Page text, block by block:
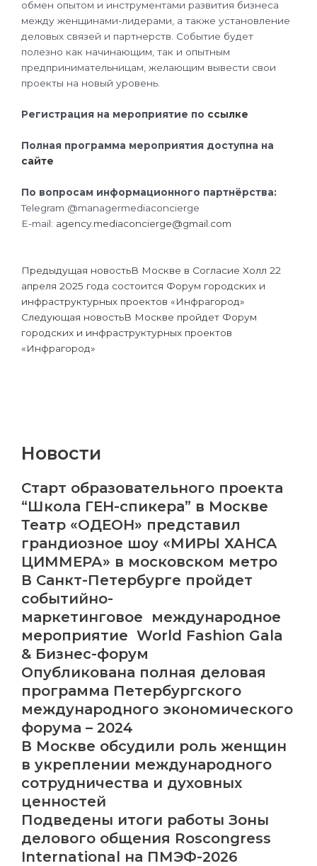
обмен опытом и инструментами развития бизнеса
между женщинами-лидерами, а также установление
деловых связей и партнерств. Событие будет
полезно как начинающим, так и опытным
предпринимательницам, желающим вывести свои
проекты на новый уровень.
Регистрация на мероприятие по ссылке
Полная программа мероприятия доступна на
сайте
По вопросам информационного партнёрства:
Telegram @managermediaconcierge
E-mail: agency.mediaconcierge@gmail.com
Prev
Предыдущая новостьВ Москве в Согласие Холл 22
апреля 2025 года состоится Форум городских и
инфраструктурных проектов «Инфрагород»
Следующая новостьВ Москве пройдет Форум
городских и инфраструктурных проектов
«Инфрагород»
Next
Новости
Старт образовательного проекта
“Школа ГЕН-спикера” в Москве
Театр «ОДЕОН» представил
грандиозное шоу «МИРЫ ХАНСА
ЦИММЕРА» в московском метро
В Санкт-Петербурге пройдет
событийно-
маркетинговое международное
мероприятие World Fashion Gala
& Бизнес-форум
Опубликована полная деловая
программа Петербургского
международного экономического
форума – 2024
В Москве обсудили роль женщин
в укреплении международного
сотрудничества и духовных
ценностей
Подведены итоги работы Зоны
делового общения Roscongress
International на ПМЭФ-2026